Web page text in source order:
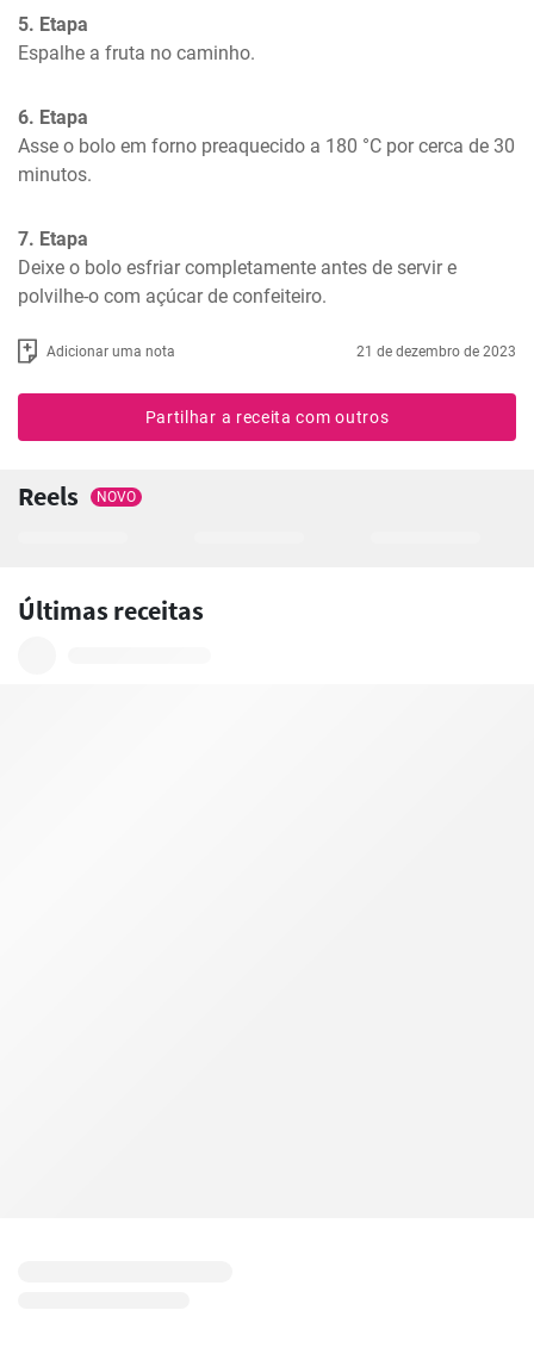
5. Etapa
Espalhe a fruta no caminho.
6. Etapa
Asse o bolo em forno preaquecido a 180 °C por cerca de 30
minutos.
7. Etapa
Deixe o bolo esfriar completamente antes de servir e
polvilhe-o com açúcar de confeiteiro.
Adicionar uma nota 21 de dezembro de 2023
Partilhar a receita com outros
Reels NOVO
Últimas receitas